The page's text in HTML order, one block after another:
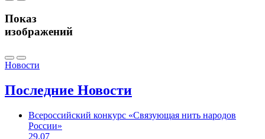
Показ
изображений
Новости
Последние Новости
Всероссийский конкурс «Связующая нить народов
России»
29.07